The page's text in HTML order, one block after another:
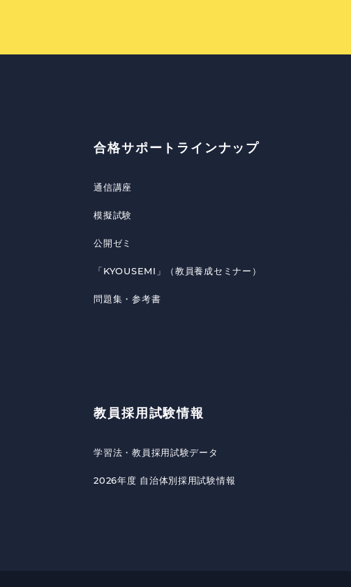
合格サポートラインナップ
通信講座
模擬試験
公開ゼミ
「KYOUSEMI」（教員養成セミナー）
問題集・参考書
教員採用試験情報
学習法・教員採用試験データ
2026年度 自治体別採用試験情報